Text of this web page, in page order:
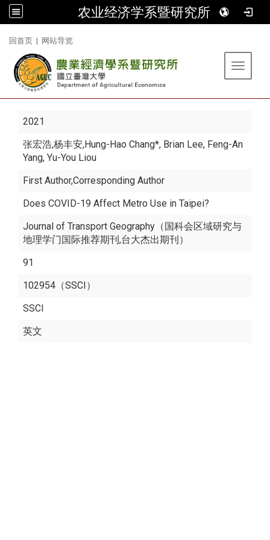
农业经济学系暨研究所
回首页 | 网站导览
Toggle
2021
张宏浩,杨丰安,Hung-Hao Chang*, Brian Lee, Feng-An
Yang, Yu-You Liou
First Author,Corresponding Author
Does COVID-19 Affect Metro Use in Taipei?
Journal of Transport Geography（国科会区域研究与
地理学门国际推荐期刊,台大杰出期刊）
91
102954（SSCI）
SSCI
英文